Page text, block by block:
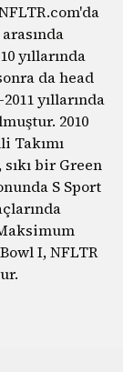
yıllarında
da head
yıllarında
2010
Takımı
bir Green
S Sport
I, NFLTR